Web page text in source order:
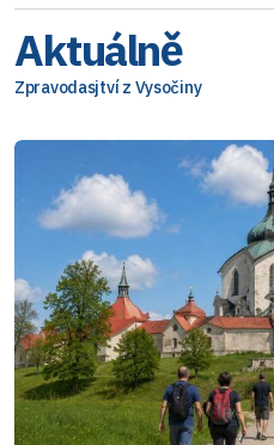
Aktuálně
Zpravodasjtví z Vysočiny